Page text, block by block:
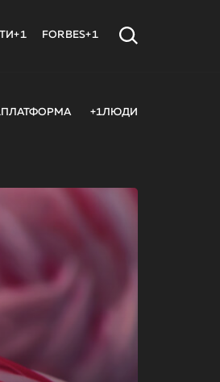
FORBES+1
+1ЛЮДИ